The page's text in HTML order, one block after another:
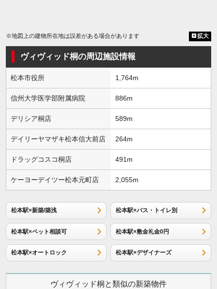
※地図上の建物所在地は誤差がある場合があります 拡大
ヴィヴィッド桐の周辺施設情報
松本市役所 1,764m
信州大学医学部附属病院 886m
デリシア桐店 589m
デイリーヤマザキ松本信大前店 264m
ドラッグコスコ桐店 491m
ケーヨーデイツー松本元町店 2,055m
松本駅×新築/築浅 松本駅×バス・トイレ別
松本駅×ペット相談可 松本駅×敷金礼金0円
松本駅×オートロック 松本駅×デザイナーズ
ヴィヴィッド桐と類似の新築物件